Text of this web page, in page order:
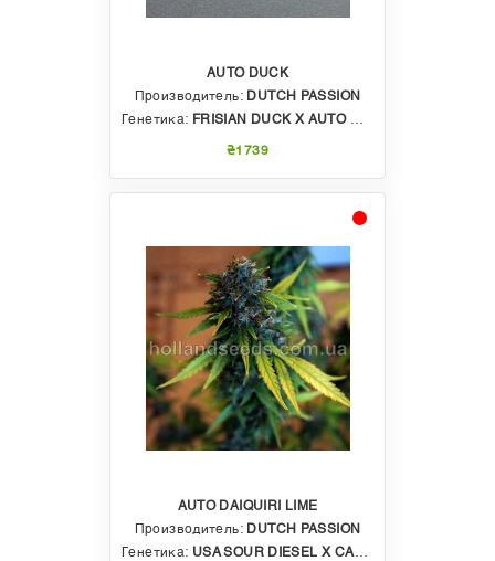
AUTO DUCK
Производитель: DUTCH PASSION
Генетика: FRISIAN DUCK Х AUTO WHITE WIDOW
₴1739
AUTO DAIQUIRI LIME
Производитель: DUTCH PASSION
Генетика: USA SOUR DIESEL X CALIFORNIAN ORANGE